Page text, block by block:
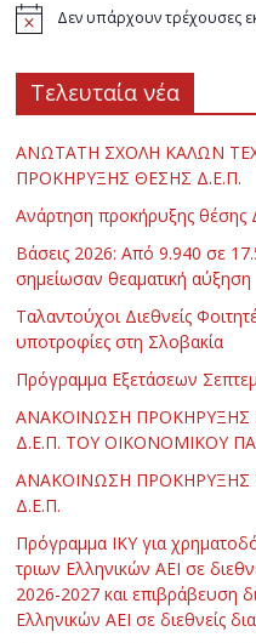
Δεν υπάρχουν τρέχουσες
Τελευταία νέα
ΑΝΩΤΑΤΗ ΣΧΟΛΗ ΚΑΛΩΝ
ΠΡΟΚΗΡΥΞΗΣ ΘΕΣΗΣ Δ.Ε.Π.
Ανάρτηση προκήρυξης θέσης
Βάσεις 2026: Από 9.940 σε
σημείωσαν θεαματική αύξηση
Ταλαντούχοι Διεθνείς
υποτροφίες στη Σλοβακία
Πρόγραμμα Εξετάσεων
ΑΝΑΚΟΙΝΩΣΗ
Δ.Ε.Π. ΤΟΥ ΟΙΚΟΝΟΜΙΚΟΥ
ΑΝΑΚΟΙΝΩΣΗ
Δ.Ε.Π.
Πρόγραμμα ΙΚΥ για
τριων Ελληνικών ΑΕΙ σε
2026-2027 και επιβράβευση
Ελληνικών ΑΕΙ σε διεθνείς